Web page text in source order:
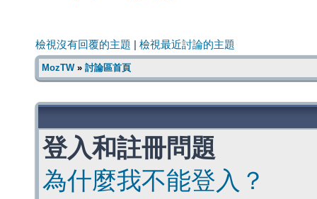
檢視沒有回覆的主題 檢視最近討論的主題
MozTW» 討論區首頁
登入和註冊問題
為什麼我不能登入？